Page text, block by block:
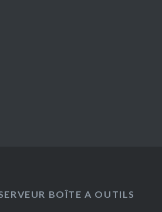
BOÎTE A OUTILS